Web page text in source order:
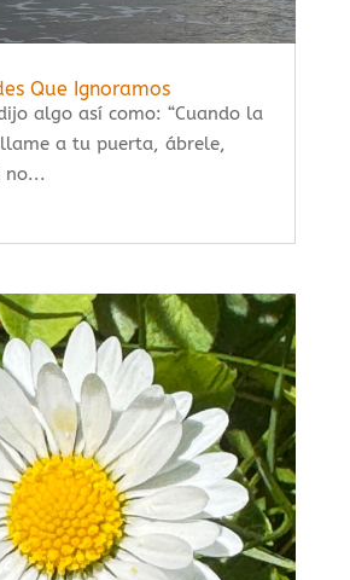
Que Ignoramos
algo así como: “Cuando la
a tu puerta, ábrele,
no...